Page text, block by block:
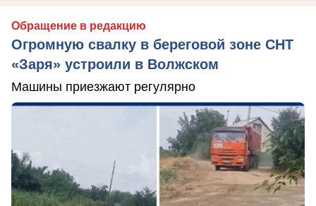
Обращение в редакцию
Огромную свалку в береговой зоне СНТ
«Заря» устроили в Волжском
Машины приезжают регулярно